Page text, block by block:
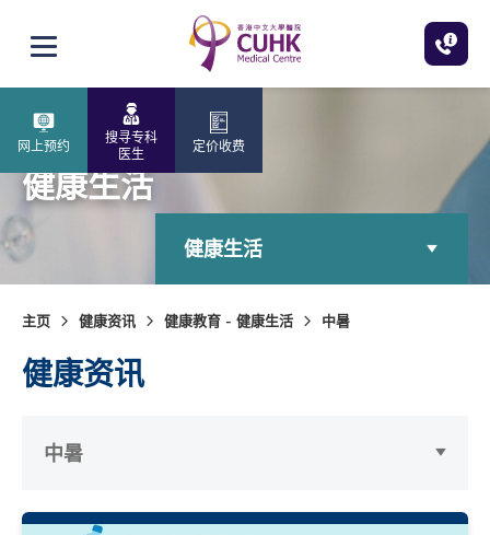
打开选单
网上预约
搜寻专科
医生
定价收费
健康生活
健康生活
主页 健康资讯 健康教育 - 健康生活 中暑
健康资讯
中暑